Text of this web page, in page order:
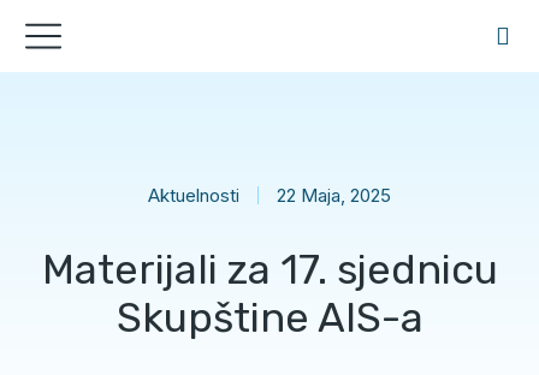
Aktuelnosti 22 Maja, 2025
Materijali za 17. sjednicu
Skupštine AIS-a